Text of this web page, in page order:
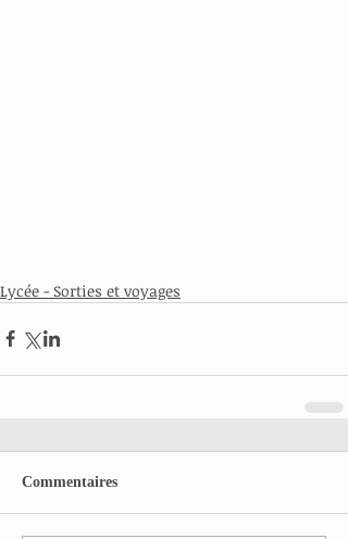
Lycée - Sorties et voyages
Commentaires